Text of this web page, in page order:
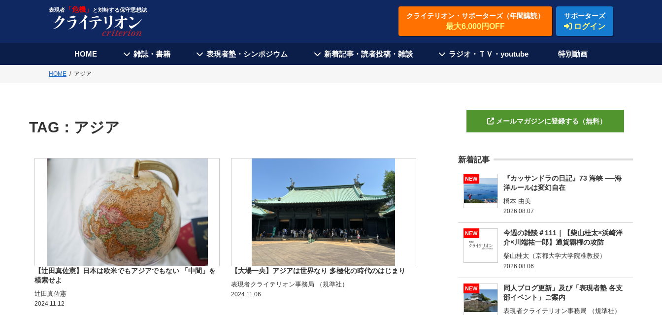
表現者「危機」 と対峙する保守思想誌
クライテリオン・サポーターズ（年間購読）
最大6,000円OFF
サポーターズ
ログイン
HOME 雑誌・書籍 表現者塾・シンポジウム 新着記事・読者投稿・雑談 ラジオ・ＴＶ・youtube 特別動画
HOME アジア
TAG： アジア
【辻田真佐憲】日本は欧米でもアジアでもない 「中間」を
模索せよ
辻田真佐憲
2024.11.12
【大場一央】アジアは世界なり 多極化の時代のはじまり
表現者クライテリオン事務局 （規準社）
2024.11.06
メールマガジンに登録する（無料）
新着記事
NEW
『カッサンドラの日記』73 海峡 ──海
洋ルールは変幻自在
橋本 由美
2026.08.07
NEW
今週の雑談＃111｜【柴山桂太×浜崎洋
介×川端祐一郎】通貨覇権の攻防
柴山桂太（京都大学大学院准教授）
2026.08.06
NEW
同人ブログ更新」及び「表現者塾 各支
部イベント」ご案内
表現者クライテリオン事務局 （規準社）